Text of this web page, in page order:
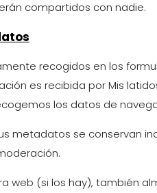
compartidos con nadie.
recogidos en los
es recibida por Mis
los datos de
metadatos se conservan
web (si los hay), también